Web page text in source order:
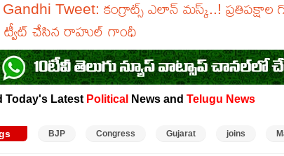
Tweet: క‌ంగ్రాట్స్ ఎలాన్ మ‌స్క్..!
ట్వీట్ చేసిన రాహుల్ గాంధీ
Today's Latest Political News and Telugu News
BJP Congress Gujarat joins